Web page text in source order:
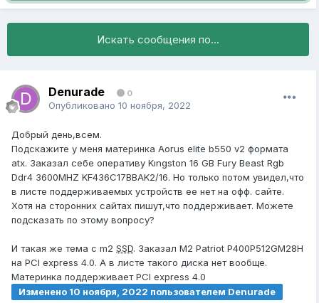
Искать сообщения по...
Denurade 0
Опубликовано 10 ноября, 2022
Добрый день,всем.
Подскажите у меня материнка Aorus elite b550 v2 формата
atx. Заказал себе оперативу Kıngston 16 GB Fury Beast Rgb
Ddr4 3600MHZ KF436C17BBAK2/16. Но только потом увидел,что
в листе поддерживаемых устройств ее нет на офф. сайте.
Хотя на сторонних сайтах пишут,что поддерживает. Можете
подсказать по этому вопросу?
И такая же тема с m2 SSD. Заказал M2 Patriot P400P512GM28H
на PCI express 4.0. А в листе такого диска нет вообще.
Материнка поддерживает PCI express 4.0
Изменено 10 ноября, 2022 пользователем Denurade